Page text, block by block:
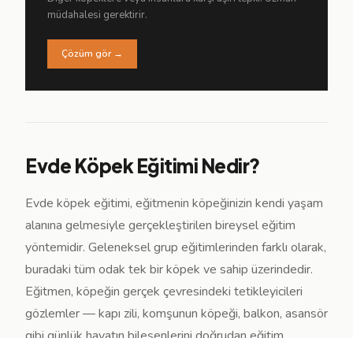
müdahalesi gerektirir.
Çözüm gör →
Evde Köpek Eğitimi Nedir?
Evde köpek eğitimi, eğitmenin köpeğinizin kendi yaşam
alanına gelmesiyle gerçekleştirilen bireysel eğitim
yöntemidir. Geleneksel grup eğitimlerinden farklı olarak,
buradaki tüm odak tek bir köpek ve sahip üzerindedir.
Eğitmen, köpeğin gerçek çevresindeki tetikleyicileri
gözlemler — kapı zili, komşunun köpeği, balkon, asansör